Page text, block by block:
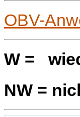
OBV-
W =
NW =